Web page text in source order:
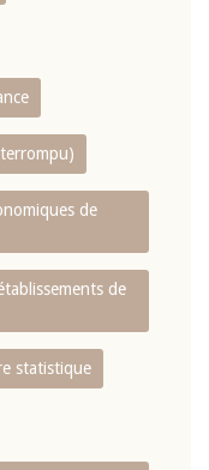
de
de
statistique